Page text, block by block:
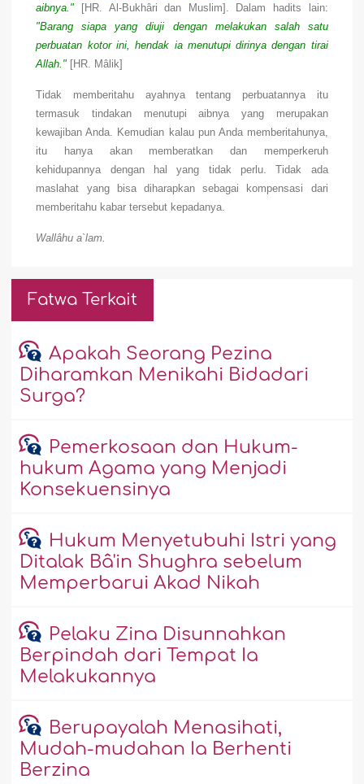
aibnya." [HR. Al-Bukhâri dan Muslim]. Dalam hadits lain:
"Barang siapa yang diuji dengan melakukan salah satu
perbuatan kotor ini, hendak ia menutupi dirinya dengan tirai
Allah." [HR. Mâlik]
Tidak memberitahu ayahnya tentang perbuatannya itu
termasuk tindakan menutupi aibnya yang merupakan
kewajiban Anda. Kemudian kalau pun Anda memberitahunya,
itu hanya akan memberatkan dan memperkeruh
kehidupannya dengan hal yang tidak perlu. Tidak ada
maslahat yang bisa diharapkan sebagai kompensasi dari
memberitahu kabar tersebut kepadanya.
Wallâhu a`lam.
Fatwa Terkait
Apakah Seorang Pezina
Diharamkan Menikahi Bidadari
Surga?
Pemerkosaan dan Hukum-
hukum Agama yang Menjadi
Konsekuensinya
Hukum Menyetubuhi Istri yang
Ditalak Bâ'in Shughra sebelum
Memperbarui Akad Nikah
Pelaku Zina Disunnahkan
Berpindah dari Tempat Ia
Melakukannya
Berupayalah Menasihati,
Mudah-mudahan Ia Berhenti
Berzina